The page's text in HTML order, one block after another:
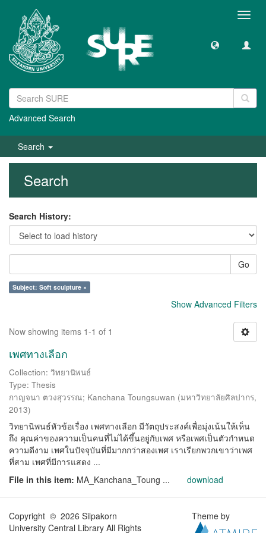
Advanced Search
Search
Search
Search History:
Go
Subject: Soft sculpture ×
Show Advanced Filters
Now showing items 1-1 of 1
เพศทางเลือก
Collection: วิทยานิพนธ์
Type: Thesis
กาญจนา ตวงสุวรรณ; Kanchana Toungsuwan (มหาวิทยาลัยศิลปากร,
2013)
วิทยานิพนธ์หัวข้อเรื่อง เพศทางเลือก มีวัตถุประสงค์เพื่อมุ่งเน้นให้เห็น
ถึง คุณค่าของความเป็นคนที่ไม่ได้ขึ้นอยู่กับเพศ หรือเพศเป็นตัวกำหนด
ความดีงาม เพศในปัจจุบันที่มีมากกว่าสองเพศ เราเรียกพวกเขาว่าเพศ
ที่สาม เพศที่มีการแสดง ...
File in this item: MA_Kanchana_Toung ... download
Copyright © 2026 Silpakorn
University Central Library All Rights
Theme by